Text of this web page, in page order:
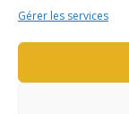
Gérer les services